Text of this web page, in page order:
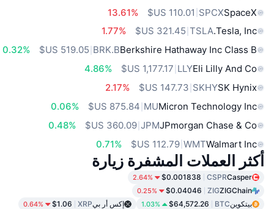
SpaceX
SPCX
13.61%
Tesla, Inc.
TSLA
1.77%
Berkshire Hathaway Inc Class B
BRK.B
0.32%
Eli Lilly And Co
LLY
4.86%
SK Hynix
SKHY
2.17%
Micron Technology Inc
MU
0.06%
JPmorgan Chase & Co
JPM
‏360.09 US$
0.48%
Walmart Inc
WMT
‏112.79 US$
0.71%
أكثر العملات المشفرة زيارة
Casper
CSPR
$0.001838
2.64%
ZIGChain
ZIG
$0.04046
0.25%
بيتكوينBTC
$64,572.26
1.03% إكس أر بيXRP
$1.06
0.64%